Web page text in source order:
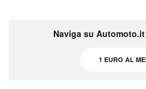
Naviga su
1 EURO AL